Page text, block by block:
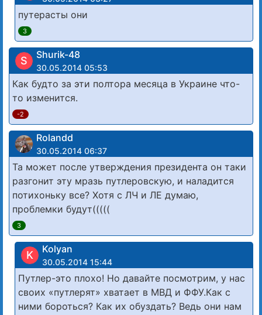
путерасты они
3
S Shurik-48
30.05.2014 05:53
Как будто за эти полтора месяца в Украине что-
то изменится.
-2
Rolandd
30.05.2014 06:37
Та может после утверждения президента он таки
разгонит эту мразь путлеровскую, и наладится
потихоньку все? Хотя с ЛЧ и ЛЕ думаю,
проблемки будут(((((
3
K Kolyan
30.05.2014 15:44
Путлер-это плохо! Но давайте посмотрим, у нас
своих «путлерят» хватает в МВД и ФФУ.Как с
ними бороться? Как их обуздать? Ведь они нам